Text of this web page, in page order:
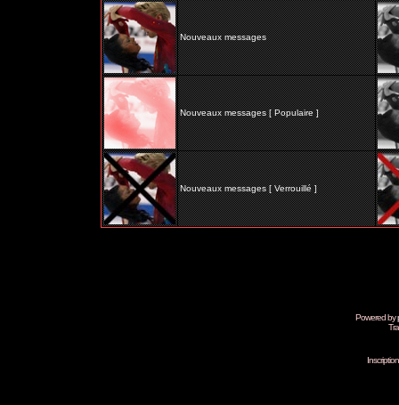
Nouveaux messages
Nouveaux messages [ Populaire ]
Nouveaux messages [ Verrouillé ]
Powered by